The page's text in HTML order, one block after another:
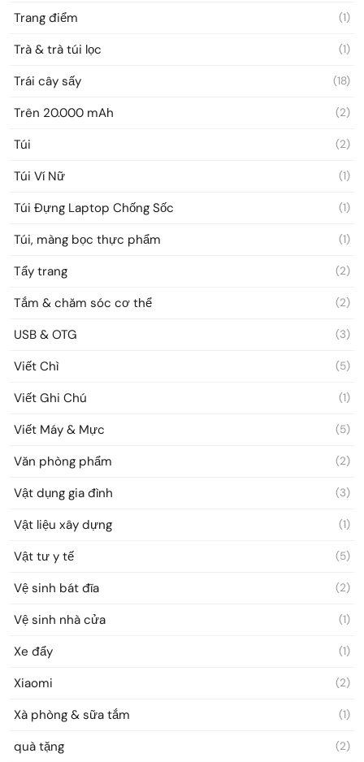
Trang điểm (1)
Trà & trà túi lọc (1)
Trái cây sấy (18)
Trên 20.000 mAh (2)
Túi (2)
Túi Ví Nữ (1)
Túi Đựng Laptop Chống Sốc (1)
Túi, màng bọc thực phẩm (1)
Tẩy trang (2)
Tắm & chăm sóc cơ thể (2)
USB & OTG (3)
Viết Chì (5)
Viết Ghi Chú (1)
Viết Máy & Mực (5)
Văn phòng phẩm (2)
Vật dụng gia đình (3)
Vật liệu xây dựng (1)
Vật tư y tế (5)
Vệ sinh bát đĩa (2)
Vệ sinh nhà cửa (1)
Xe đẩy (1)
Xiaomi (2)
Xà phòng & sữa tắm (1)
quà tặng (2)